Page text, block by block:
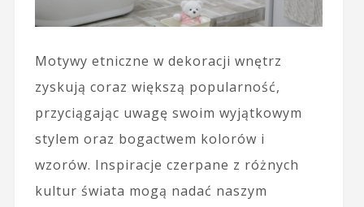
Motywy etniczne w dekoracji wnętrz
zyskują coraz większą popularność,
przyciągając uwagę swoim wyjątkowym
stylem oraz bogactwem kolorów i
wzorów. Inspiracje czerpane z różnych
kultur świata mogą nadać naszym